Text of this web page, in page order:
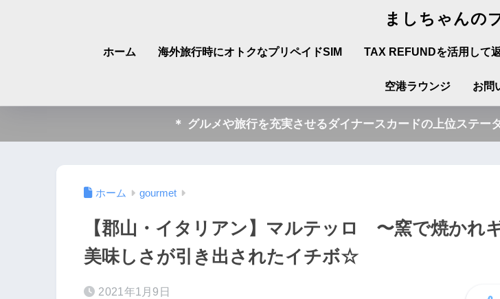
ましちゃんの
ホーム 海外旅行時にオトクなプリペイドSIM TAX REFUNDを活用して
空港ラウンジ お問
＊ グルメや旅行を充実させるダイナースカードの上位ステー
ホーム gourmet
【郡山・イタリアン】マルテッロ 〜窯で焼かれ
美味しさが引き出されたイチボ☆
2021年1月9日